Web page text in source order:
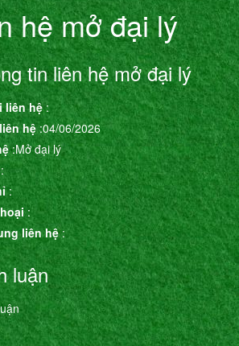
hệ mở đại lý
tin liên hệ mở đại lý
liên hệ:
hệ:04/06/2026
:Mở đại lý
:
:
liên hệ:
luận